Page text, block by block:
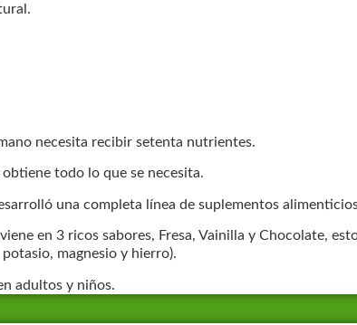
necesita recibir setenta nutrientes.
obtiene todo lo que se necesita.
una completa línea de suplementos
en 3 ricos sabores, Fresa, Vainilla y Chocolate,
magnesio y hierro).
adultos y niños.